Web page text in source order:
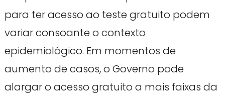
para ter acesso ao teste gratuito podem
variar consoante o contexto
epidemiológico. Em momentos de
aumento de casos, o Governo pode
alargar o acesso gratuito a mais faixas da